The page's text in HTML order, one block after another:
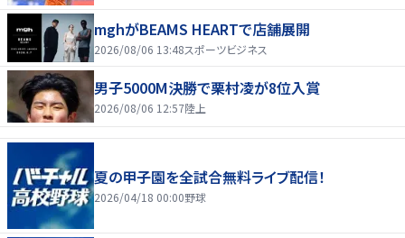
mghがBEAMS HEARTで店舗展開
2026/08/06 13:48スポーツビジネス
男子5000M決勝で栗村凌が8位入賞
2026/08/06 12:57陸上
夏の甲子園を全試合無料ライブ配信！
2026/04/18 00:00野球